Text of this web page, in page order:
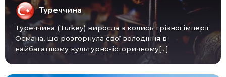
Туреччина
Туреччина (Turkey) виросла з колись грізної імперії
Османа, що розгорнула свої володіння в
найбагатшому культурно-історичному[...]